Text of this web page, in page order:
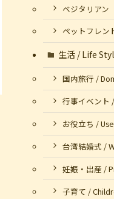
ベジタリアン
ペットフレン
生活 / Life
国内旅行 /
行事イベント
お役立ち /
台湾結婚式 /
妊娠・出産 /
子育て /